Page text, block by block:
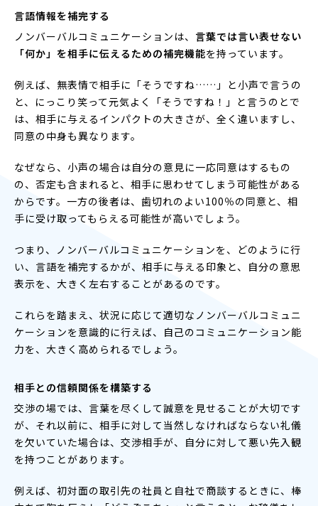
言語情報を補完する
ノンバーバルコミュニケーションは、 言葉では言い表せない
「何か」を相手に伝えるための補完機能を持っています。
例えば、無表情で相手に「そうですね……」と小声で言うの
と、にっこり笑って元気よく「そうですね！」と言うのとで
は、相手に与えるインパクトの大きさが、全く違いますし、
同意の中身も異なります。
なぜなら、小声の場合は自分の意見に一応同意はするもの
の、否定も含まれると、相手に思わせてしまう可能性がある
からです。一方の後者は、歯切れのよい100％の同意と、相
手に受け取ってもらえる可能性が高いでしょう。
つまり、ノンバーバルコミュニケーションを、どのように行
い、言語を補完するかが、相手に与える印象と、自分の意思
表示を、大きく左右することがあるのです。
これらを踏まえ、状況に応じて適切なノンバーバルコミュニ
ケーションを意識的に行えば、自己のコミュニケーション能
力を、大きく高められるでしょう。
相手との信頼関係を構築する
交渉の場では、言葉を尽くして誠意を見せることが大切です
が、それ以前に、相手に対して当然しなければならない礼儀
を欠いていた場合は、交渉相手が、自分に対して悪い先入観
を持つことがあります。
例えば、初対面の取引先の社員と自社で商談するときに、棒